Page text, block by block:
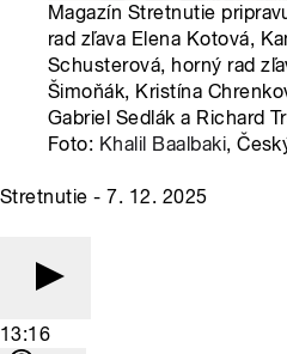
Magazín Stretnutie
rad zľava Elena Kotová,
Schusterová, horný rad
Šimoňák, Kristína
Gabriel Sedlák a Richard
Foto: Khalil Baalbaki,
Stretnutie - 7. 12. 2025
13:16